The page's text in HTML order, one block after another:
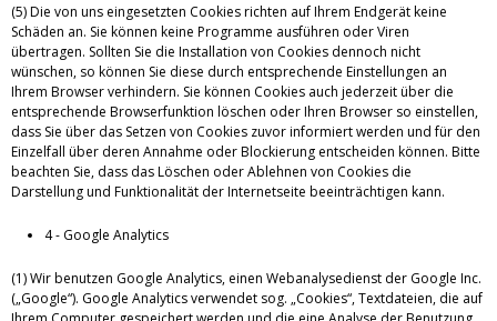
(5) Die von uns eingesetzten Cookies richten auf Ihrem Endgerät keine
Schäden an. Sie können keine Programme ausführen oder Viren
übertragen. Sollten Sie die Installation von Cookies dennoch nicht
wünschen, so können Sie diese durch entsprechende Einstellungen an
Ihrem Browser verhindern. Sie können Cookies auch jederzeit über die
entsprechende Browserfunktion löschen oder Ihren Browser so einstellen,
dass Sie über das Setzen von Cookies zuvor informiert werden und für den
Einzelfall über deren Annahme oder Blockierung entscheiden können. Bitte
beachten Sie, dass das Löschen oder Ablehnen von Cookies die
Darstellung und Funktionalität der Internetseite beeinträchtigen kann.
4 - Google Analytics
(1) Wir benutzen Google Analytics, einen Webanalysedienst der Google Inc.
(„Google“). Google Analytics verwendet sog. „Cookies“, Textdateien, die auf